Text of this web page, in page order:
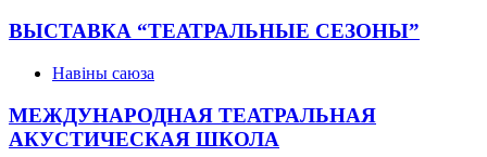
ВЫСТАВКА “ТЕАТРАЛЬНЫЕ СЕЗОНЫ”
Навіны саюза
МЕЖДУНАРОДНАЯ ТЕАТРАЛЬНАЯ
АКУСТИЧЕСКАЯ ШКОЛА